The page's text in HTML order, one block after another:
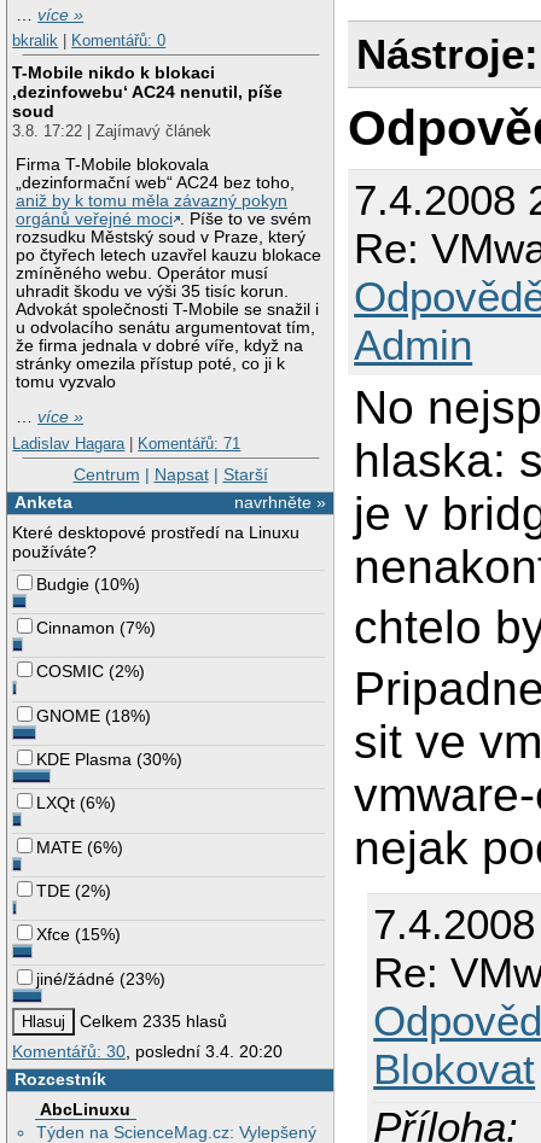
…více »
bkralik
Komentářů: 0
T-Mobile nikdo k blokaci
‚dezinfowebu‘ AC24 nenutil, píše
soud
3.8. 17:22 | Zajímavý článek
Firma T-Mobile blokovala
„dezinformační web“ AC24 bez toho,
aniž by k tomu měla závazný pokyn
orgánů veřejné moci . Píše to ve svém
rozsudku Městský soud v Praze, který
po čtyřech letech uzavřel kauzu blokace
zmíněného webu. Operátor musí
uhradit škodu ve výši 35 tisíc korun.
Advokát společnosti T-Mobile se snažil i
u odvolacího senátu argumentovat tím,
že firma jednala v dobré víře, když na
stránky omezila přístup poté, co ji k
tomu vyzvalo
…více »
Ladislav Hagara | Komentářů: 71
Centrum | Napsat| Starší
navrhněte »
Anketa
Které desktopové prostředí na Linuxu
používáte?
Budgie (10%)
Cinnamon (7%)
COSMIC (2%)
GNOME (18%)
KDE Plasma (30%)
LXQt (6%)
MATE (6%)
TDE (2%)
Xfce (15%)
jiné/žádné (23%)
Celkem 2335 hlasů
Komentářů: 30, poslední 3.4. 20:20
Rozcestník
AbcLinuxu
Týden na ScienceMag.cz: Vylepšený
Nástroje:
7.4.2008
Re:
Admin
No
hlaska:
je v
chtelo
sit ve
nejak
Re:
Blokovat
Příloha: